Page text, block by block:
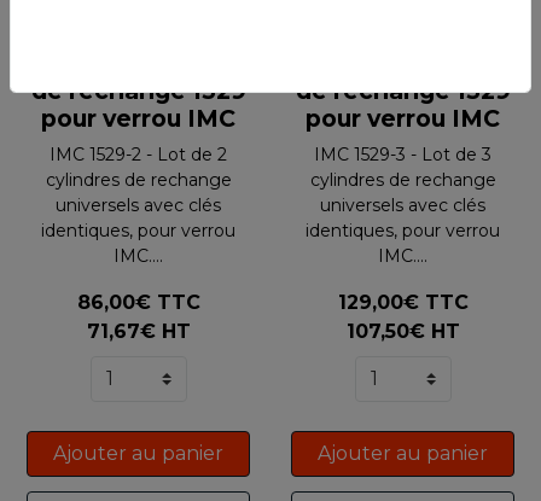
de rechange 1529
pour verrou IMC
IMC 1529-2 - Lot de 2
cylindres de rechange
universels avec clés
identiques, pour verrou
IMC....
86,00€ TTC
71,67€ HT
Ajouter au panier
de rechange 1529
pour verrou IMC
IMC 1529-3 - Lot de 3
cylindres de rechange
universels avec clés
identiques, pour verrou
IMC....
129,00€ TTC
107,50€ HT
Ajouter au panier